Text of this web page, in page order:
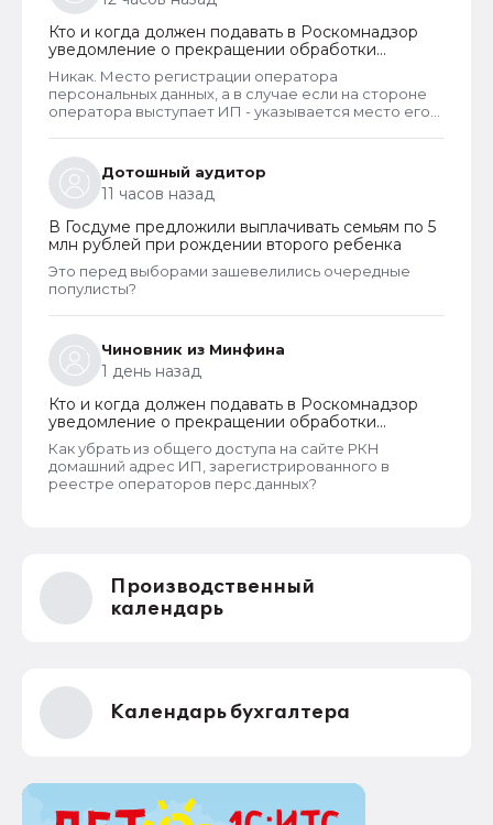
такое?
Кто и когда должен подавать в Роскомнадзор
уведомление о прекращении обработки
персональных данных
Никак. Место регистрации оператора
персональных данных, а в случае если на стороне
оператора выступает ИП - указывается место его
информация подлежит обязательному
размещению в реестре наряду со всеми прочими
сведениями. Делается это для того, чтобы у
субъектов ПД имелась возможность в случае
нарушения их прав обратиться непосредственно к
оператору для устранения нарушений.
Дотошный аудитор
11 часов назад
В Госдуме предложили выплачивать семьям по 5
млн рублей при рождении второго ребенка
Это перед выборами зашевелились очередные
популисты?
Чиновник из Минфина
1 день назад
Кто и когда должен подавать в Роскомнадзор
уведомление о прекращении обработки
персональных данных
Как убрать из общего доступа на сайте РКН
домашний адрес ИП, зарегистрированного в
реестре операторов перс.данных?
Производственный
календарь
Календарь бухгалтера